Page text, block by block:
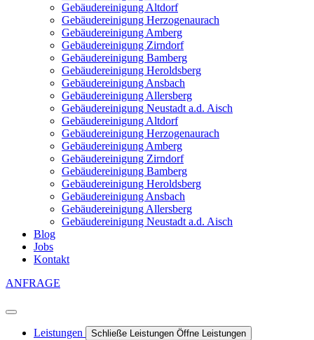
Gebäudereinigung Altdorf
Gebäudereinigung Herzogenaurach
Gebäudereinigung Amberg
Gebäudereinigung Zirndorf
Gebäudereinigung Bamberg
Gebäudereinigung Heroldsberg
Gebäudereinigung Ansbach
Gebäudereinigung Allersberg
Gebäudereinigung Neustadt a.d. Aisch
Gebäudereinigung Altdorf
Gebäudereinigung Herzogenaurach
Gebäudereinigung Amberg
Gebäudereinigung Zirndorf
Gebäudereinigung Bamberg
Gebäudereinigung Heroldsberg
Gebäudereinigung Ansbach
Gebäudereinigung Allersberg
Gebäudereinigung Neustadt a.d. Aisch
Blog
Jobs
Kontakt
ANFRAGE
Leistungen Schließe Leistungen Öffne Leistungen